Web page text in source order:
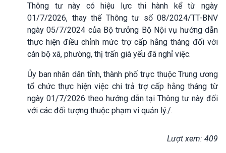
Thông tư này có hiệu lực thi hành kể từ ngày
01/7/2026, thay thế Thông tư số 08/2024/TT-BNV
ngày 05/7/2024 của Bộ trưởng Bộ Nội vụ hướng dẫn
thực hiện điều chỉnh mức trợ cấp hằng tháng đối với
cán bộ xã, phường, thị trấn già yếu đã nghỉ việc.
Ủy ban nhân dân tỉnh, thành phố trực thuộc Trung ương
tổ chức thực hiện việc chi trả trợ cấp hằng tháng từ
ngày 01/7/2026 theo hướng dẫn tại Thông tư này đối
với các đối tượng thuộc phạm vi quản lý./.
Lượt xem: 409